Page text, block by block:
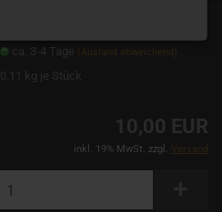
ca. 3-4 Tage (Ausland abweichend)
0.11 kg je Stück
10,00 EUR
inkl. 19% MwSt. zzgl. Versand